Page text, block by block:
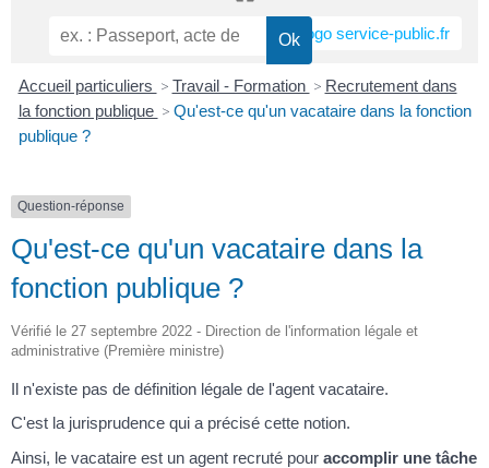
Accueil particuliers > Travail - Formation > Recrutement dans
la fonction publique > Qu'est-ce qu'un vacataire dans la fonction
publique ?
Question-réponse
Qu'est-ce qu'un vacataire dans la
fonction publique ?
Vérifié le 27 septembre 2022 - Direction de l'information légale et
administrative (Première ministre)
Il n'existe pas de définition légale de l'agent vacataire.
C'est la jurisprudence qui a précisé cette notion.
Ainsi, le vacataire est un agent recruté pour accomplir une tâche